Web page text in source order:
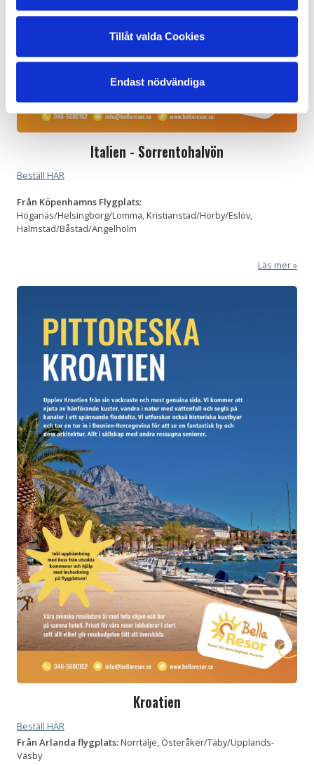
Tillåt valda Cookies
Endast nödvändiga
Italien - Sorrentohalvön
Beställ HÄR
Från Köpenhamns Flygplats:
Höganäs/Helsingborg/Lomma, Kristianstad/Hörby/Eslöv,
Halmstad/Båstad/Ängelholm
Läs mer
Kroatien
Beställ HÄR
Från Arlanda flygplats:Norrtälje, Österåker/Täby/Upplands-
Väsby